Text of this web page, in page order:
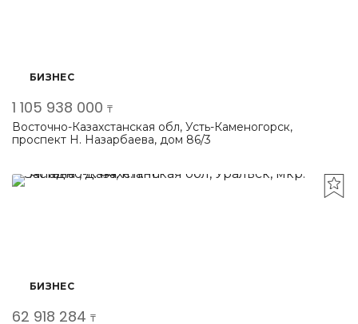
БИЗНЕС
1 105 938 000 ₸
Восточно-Казахстанская обл, Усть-Каменогорск,
проспект Н. Назарбаева, дом 86/3
БИЗНЕС
62 918 284 ₸